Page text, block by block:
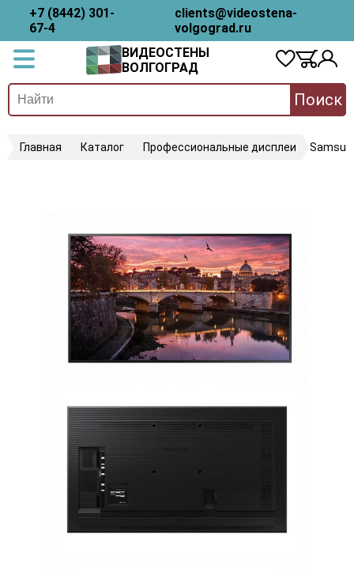
+7 (8442) 301-
67-4
clients@videostena-
volgograd.ru
ВИДЕОСТЕНЫ
ВОЛГОГРАД
Поиск
Главная Каталог Профессиональные дисплеи